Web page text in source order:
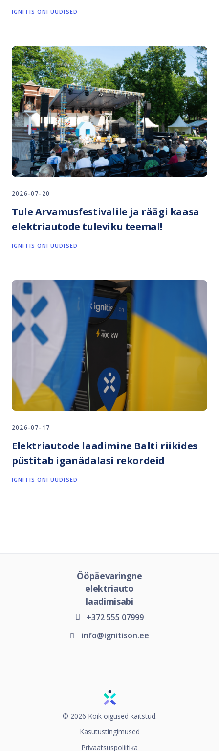
IGNITIS ONI UUDISED
2026-07-20
Tule Arvamusfestivalile ja räägi kaasa
elektriautode tuleviku teemal!
IGNITIS ONI UUDISED
2026-07-17
Elektriautode laadimine Balti riikides
püstitab iganädalasi rekordeid
IGNITIS ONI UUDISED
Ööpäevaringne
elektriauto
laadimisabi
+372 555 07999
info@ignitison.ee
© 2026 Kõik õigused kaitstud.
Kasutustingimused
Privaatsuspoliitika